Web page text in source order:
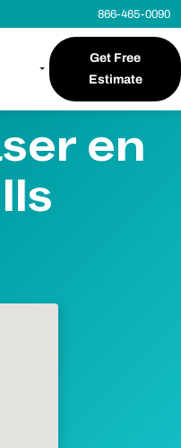
866-465-0090
Get Free
Estimate
en